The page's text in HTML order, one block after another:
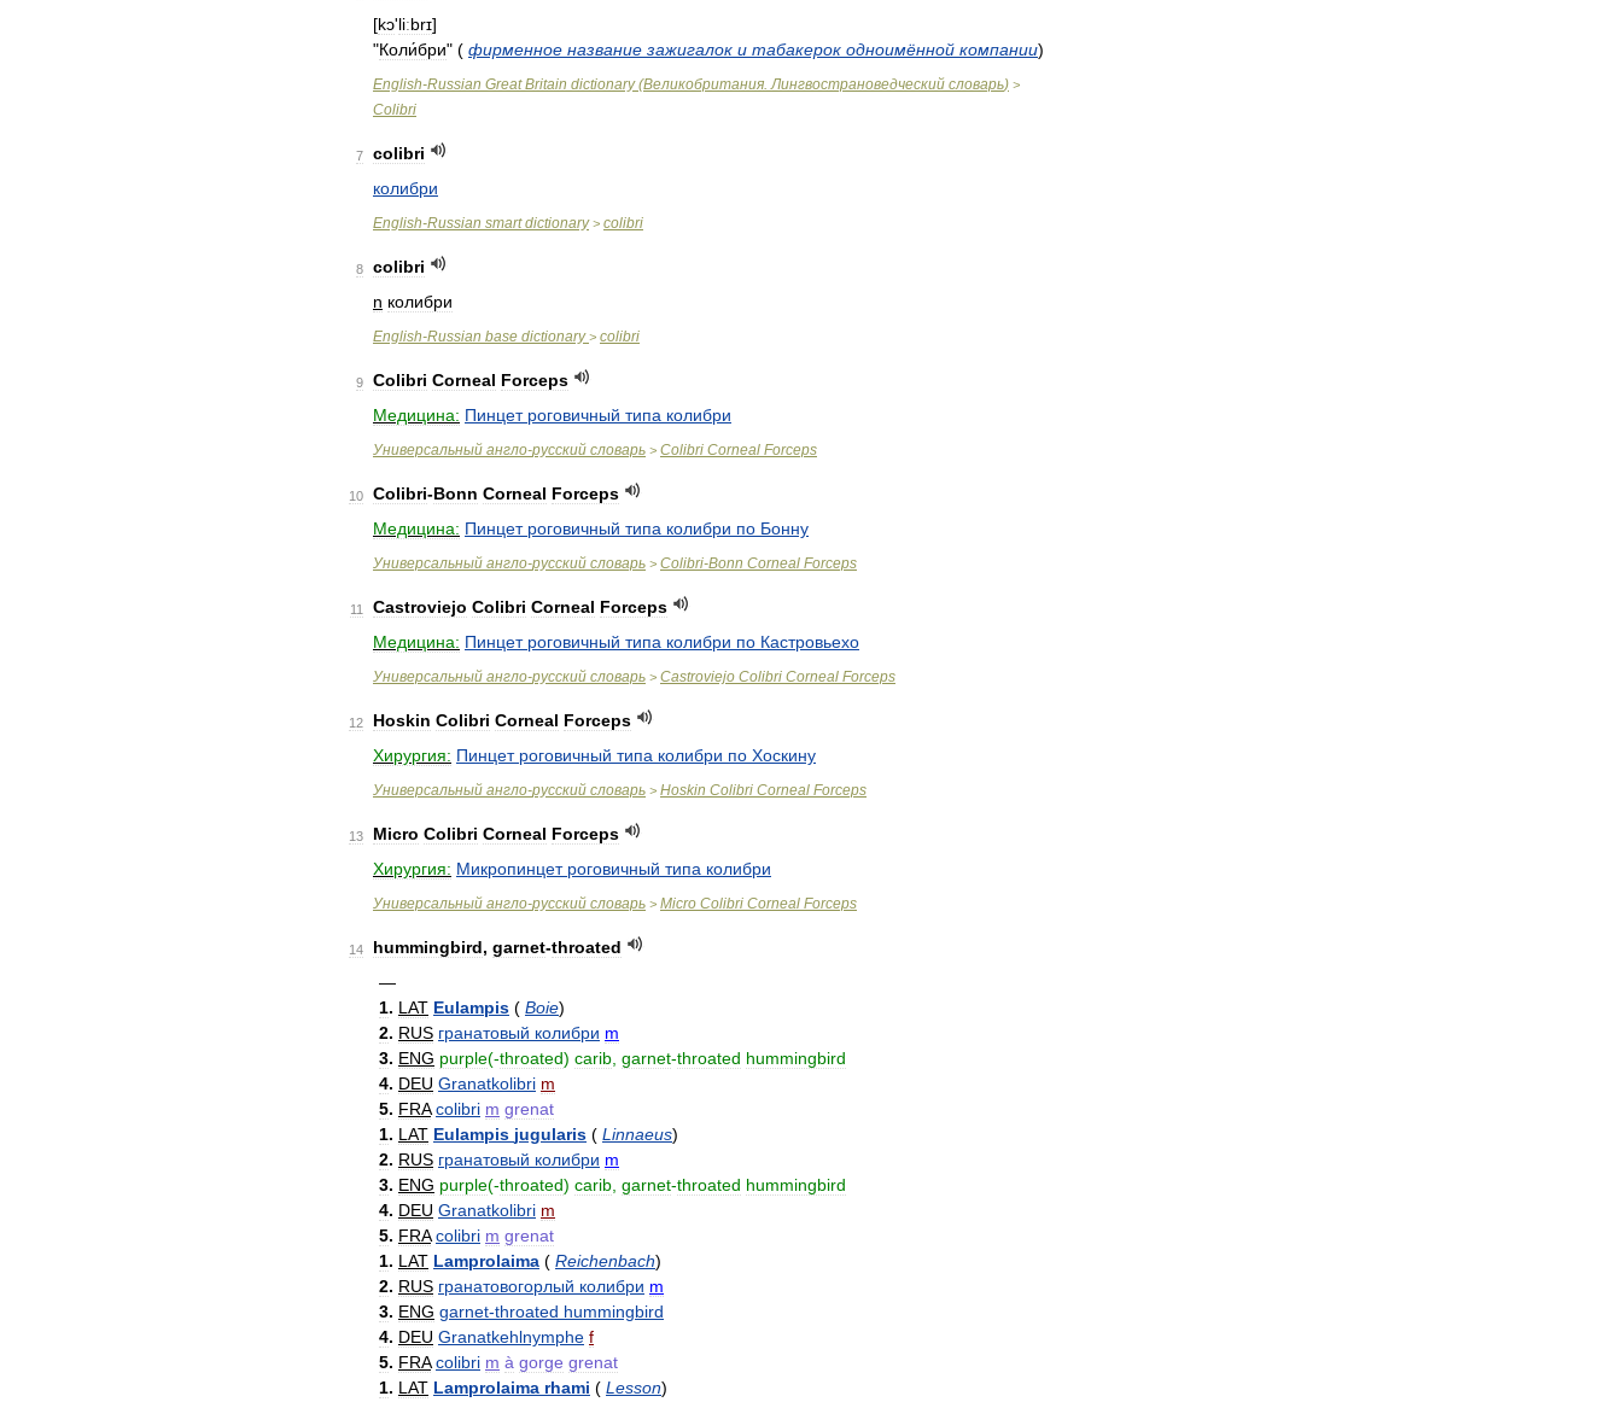
[kɔ'liːbrɪ]
"Коли́бри" ( фирменное название зажигалок и табакерок одноимённой компании)
English-Russian Great Britain dictionary(Великобритания.Лингвострановедческий словарь) >
Colibri
7
colibri
колибри
English-Russian smart dictionary> colibri
8
colibri
n колибри
English-Russian base dictionary > colibri
9 Colibri Corneal Forceps
Медицина: Пинцет роговичный типа колибри
Универсальный англо-русский словарь > Colibri Corneal Forceps
10 Colibri-Bonn Corneal Forceps
Медицина: Пинцет роговичный типа колибри по Бонну
Универсальный англо-русский словарь > Colibri-Bonn Corneal Forceps
11 Castroviejo Colibri Corneal Forceps
Медицина: Пинцет роговичный типа колибри по Кастровьехо
Универсальный англо-русский словарь > Castroviejo Colibri Corneal Forceps
12 Hoskin Colibri Corneal Forceps
Хирургия: Пинцет роговичный типа колибри по Хоскину
Универсальный англо-русский словарь > Hoskin Colibri Corneal Forceps
13 Micro Colibri Corneal Forceps
Хирургия: Микропинцет роговичный типа колибри
Универсальный англо-русский словарь > Micro Colibri Corneal Forceps
14 hummingbird, garnet-throated
—
1. LAT Eulampis ( Boie)
2. RUS гранатовый колибри m
3. ENG purple(-throated) carib garnet-throated hummingbird
4. DEU Granatkolibri m
5. FRA colibri m grenat
1. LAT Eulampis jugularis ( Linnaeus)
2. RUS гранатовый колибри m
3. ENG purple(-throated) carib garnet-throated hummingbird
4. DEU Granatkolibri m
5. FRA colibri m grenat
1. LAT Lamprolaima ( Reichenbach)
2. RUS гранатовогорлый колибри m
3. ENG garnet-throated hummingbird
4. DEU Granatkehlnymphe f
5. FRA colibri m à gorge grenat
1. LAT Lamprolaima rhami ( Lesson)